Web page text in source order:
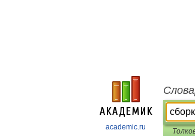
academic.ru